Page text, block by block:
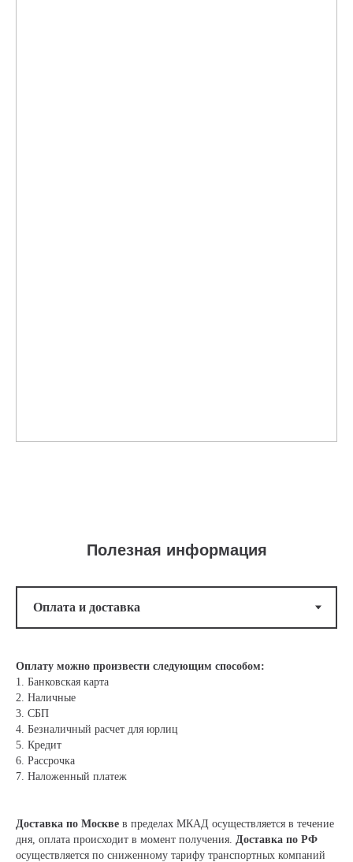
Полезная информация
Оплату можно произвести следующим способом:
1. Банковская карта
2. Наличные
3. СБП
4. Безналичный расчет для юрлиц
5. Кредит
6. Рассрочка
7. Наложенный платеж
Доставка по Москве в пределах МКАД осуществляется в течение
дня, оплата происходит в момент получения. Доставка по РФ
осуществляется по сниженному тарифу транспортных компаний